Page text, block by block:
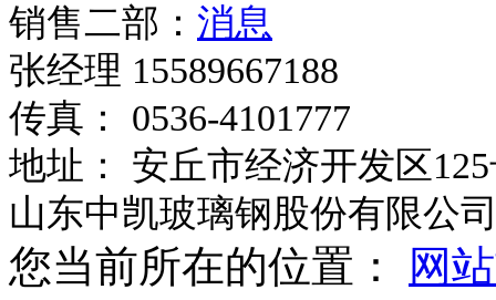
销售二部：
张经理 15589667188
传真： 0536-4101777
地址： 安丘市经济开发区
山东中凯玻璃钢股份有限公
您当前所在的位置：
网